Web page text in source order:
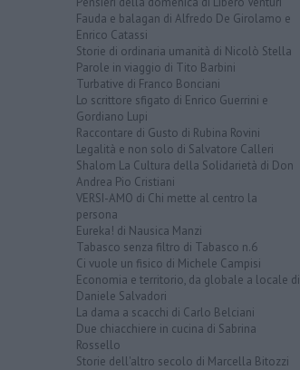
Fauda e balagan di Alfredo De Girolamo e
Enrico Catassi
Storie di ordinaria umanità di Nicolò Stella
Parole in viaggio di Tito Barbini
Turbative di Franco Bonciani
Lo scrittore sfigato di Enrico Guerrini e
Gordiano Lupi
Raccontare di Gusto di Rubina Rovini
Legalità e non solo di Salvatore Calleri
Shalom La Cultura della Solidarietà di Don
Andrea Pio Cristiani
VERSI-AMO di Chi mette al centro la
persona
Eureka! di Nausica Manzi
Tabasco senza filtro di Tabasco n.6
Ci vuole un fisico di Michele Campisi
Economia e territorio, da globale a locale di
Daniele Salvadori
La dama a scacchi di Carlo Belciani
Due chiacchiere in cucina di Sabrina
Rossello
Storie dell'altro secolo di Marcella Bitozzi